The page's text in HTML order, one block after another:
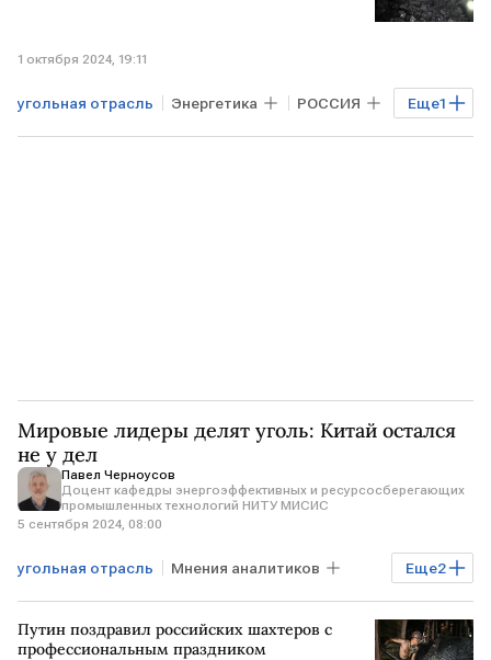
1 октября 2024, 19:11
Еще1
угольная отрасль Энергетика РОССИЯ
добыча угля
Мировые лидеры делят уголь: Китай остался
не у дел
Павел Черноусов
Доцент кафедры энергоэффективных и ресурсосберегающих
промышленных технологий НИТУ МИСИС
5 сентября 2024, 08:00
Еще2
угольная отрасль Мнения аналитиков
уголь коксующийся уголь
Путин поздравил российских шахтеров с
профессиональным праздником